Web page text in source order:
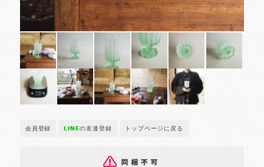
会員登録 LINEの友達登録 トップページに戻る